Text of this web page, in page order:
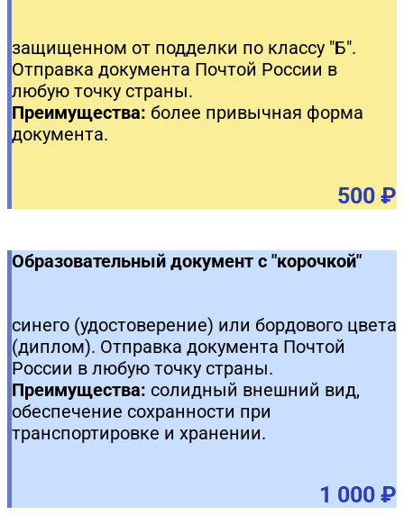
защищенном от подделки по классу "Б".
Отправка документа Почтой России в
любую точку страны.
Преимущества: более привычная форма
документа.
500 ₽
Образовательный документ с "корочкой"
синего (удостоверение) или бордового цвета
(диплом). Отправка документа Почтой
России в любую точку страны.
Преимущества: солидный внешний вид,
обеспечение сохранности при
транспортировке и хранении.
1 000 ₽